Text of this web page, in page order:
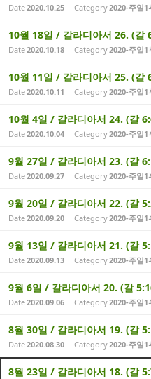
Date2020.10.25 Category2020-주일1
10월 18일 / 갈라디아서 26. (갈
Date2020.10.18 Category2020-주일1
10월 11일 / 갈라디아서 25. (갈
Date2020.10.11 Category2020-주일1
10월 4일 / 갈라디아서 24. (갈
Date2020.10.04 Category2020-주일1
9월 27일 / 갈라디아서 23. (갈
Date2020.09.27 Category2020-주일1
9월 20일 / 갈라디아서 22. (갈
Date2020.09.20 Category2020-주일1
9월 13일 / 갈라디아서 21. (갈
Date2020.09.13 Category2020-주일1
9월 6일 / 갈라디아서 20. (갈
Date2020.09.06 Category2020-주일1
8월 30일 / 갈라디아서 19. (갈
Date2020.08.30 Category2020-주일1
8월 23일 / 갈라디아서 18. (갈